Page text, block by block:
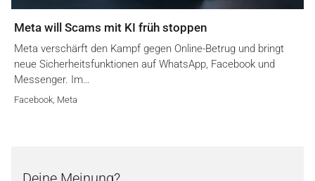
Meta will Scams mit KI früh stoppen
Meta verschärft den Kampf gegen Online-Betrug und bringt
neue Sicherheitsfunktionen auf WhatsApp, Facebook und
Messenger. Im…
Facebook Meta